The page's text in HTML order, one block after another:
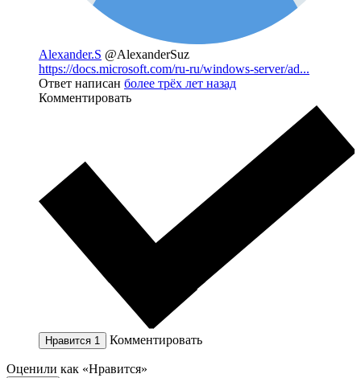
Alexander.S @AlexanderSuz
https://docs.microsoft.com/ru-ru/windows-server/ad...
Ответ написан более трёх лет назад
Комментировать
Нравится 1 Комментировать
Оценили как «Нравится»